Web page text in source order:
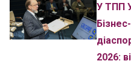
У ТПП
2026: